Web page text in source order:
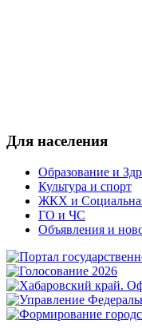
Для населения
Образование и
Культура и спорт
ЖКХ и
ГО и ЧС
Объявления и